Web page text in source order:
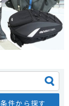
件から探す